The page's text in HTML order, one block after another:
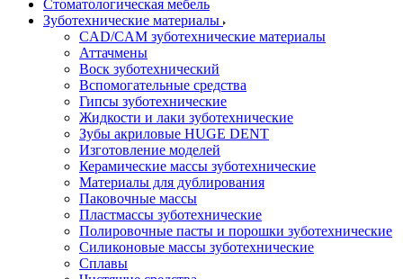
Стоматологическая мебель
Зуботехнические материалы
CAD/CAM зуботехнические материалы
Аттачмены
Воск зуботехнический
Вспомогательные средства
Гипсы зуботехнические
Жидкости и лаки зуботехнические
Зубы акриловые HUGE DENT
Изготовление моделей
Керамические массы зуботехнические
Материалы для дублирования
Паковочные массы
Пластмассы зуботехнические
Полировочные пасты и порошки зуботехнические
Силиконовые массы зуботехнические
Сплавы